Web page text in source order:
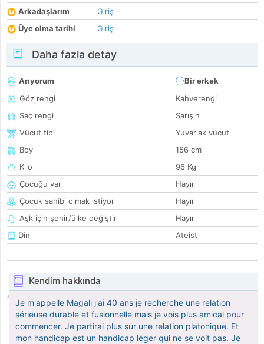
Arkadaşlarım
Giriş
Üye olma tarihi
Giriş
Daha fazla detay
Arıyorum
Bir erkek
Göz rengi
Kahverengi
Saç rengi
Sarışın
Vücut tipi
Yuvarlak vücut
Boy
156 cm
Kilo
96 Kg
Çocuğu var
Hayır
Çocuk sahibi olmak istiyor
Hayır
Aşk için şehir/ülke değiştir
Hayır
Din
Ateist
Kendim hakkında
Je m'appelle Magali j'ai 40 ans je recherche une relation
sérieuse durable et fusionnelle mais je vois plus amical pour
commencer. Je partirai plus sur une relation platonique. Et
mon handicap est un handicap léger qui ne se voit pas. Je